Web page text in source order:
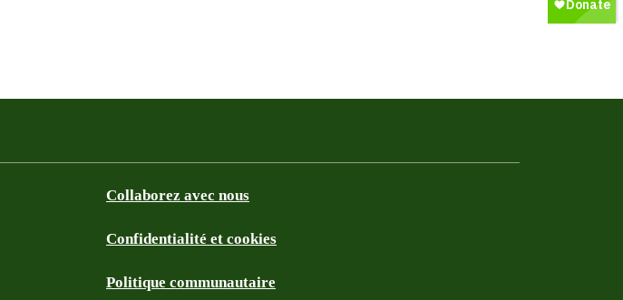
Collaborez avec nous
Confidentialité et cookies
Politique communautaire